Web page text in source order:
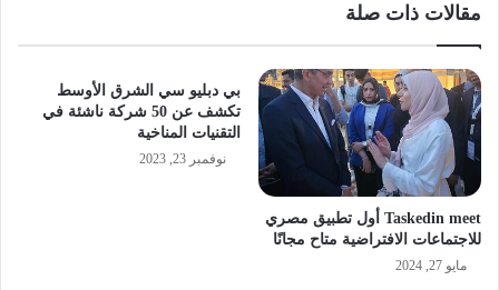
مقالات ذات صلة
Taskedin meet أول تطبيق مصري
للاجتماعات الافتراضية متاح مجانًا
مايو 27, 2024
بي دبليو سي الشرق الأوسط
تكشف عن 50 شركة ناشئة في
التقنيات المناخية
نوفمبر 23, 2023